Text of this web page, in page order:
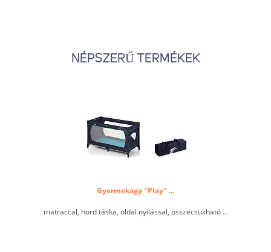
NÉPSZERŰ TERMÉKEK
Gyermekágy "Play" ...
matraccal, hord táska, oldal nyílással, összecsukható ...